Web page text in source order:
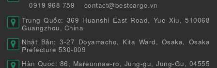
0919 968 759
contact@bestcargo.vn
Trung Quốc: 369 Huanshi East Road, Yue Xiu, 510068
Guangzhou, China
Nhật Bản: 3-27 Doyamacho, Kita Ward, Osaka, Osaka
Prefecture 530-009
Hàn Quốc: 86, Mareunnae-ro, Jung-gu, Jung-Gu, 04555